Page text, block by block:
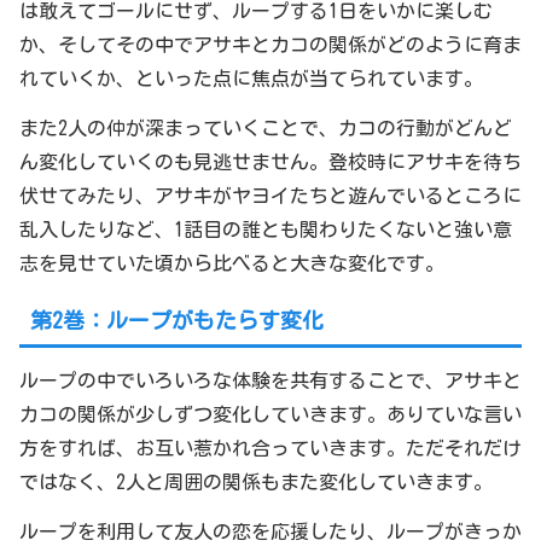
は敢えてゴールにせず、ループする1日をいかに楽しむ
か、そしてその中でアサキとカコの関係がどのように育ま
れていくか、といった点に焦点が当てられています。
また2人の仲が深まっていくことで、カコの行動がどんど
ん変化していくのも見逃せません。登校時にアサキを待ち
伏せてみたり、アサキがヤヨイたちと遊んでいるところに
乱入したりなど、1話目の誰とも関わりたくないと強い意
志を見せていた頃から比べると大きな変化です。
第2巻：ループがもたらす変化
ループの中でいろいろな体験を共有することで、アサキと
カコの関係が少しずつ変化していきます。ありていな言い
方をすれば、お互い惹かれ合っていきます。ただそれだけ
ではなく、2人と周囲の関係もまた変化していきます。
ループを利用して友人の恋を応援したり、ループがきっか